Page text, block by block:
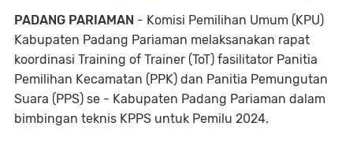
PADANG PARIAMAN - Komisi Pemilihan Umum (KPU)
Kabupaten Padang Pariaman melaksanakan rapat
koordinasi Training of Trainer (ToT) fasilitator Panitia
Pemilihan Kecamatan (PPK) dan Panitia Pemungutan
Suara (PPS) se - Kabupaten Padang Pariaman dalam
bimbingan teknis KPPS untuk Pemilu 2024.